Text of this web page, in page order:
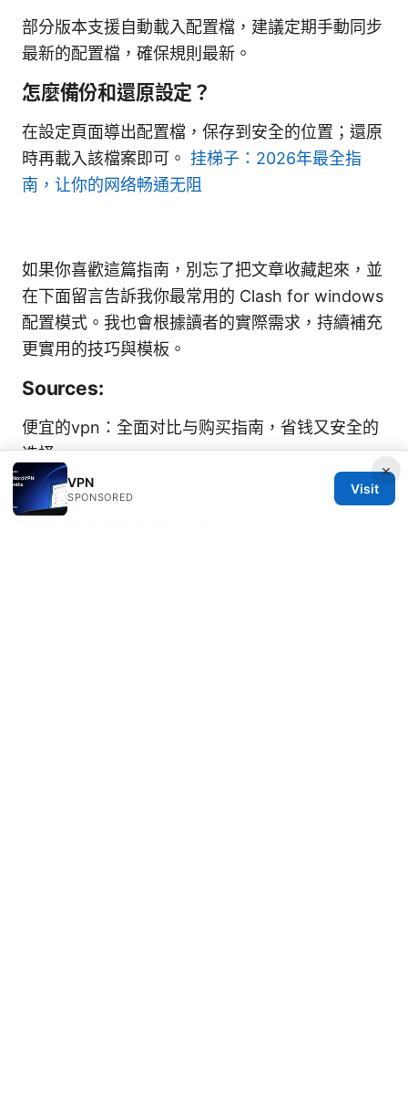
部分版本支援自動載入配置檔，建議定期手動同步
最新的配置檔，確保規則最新。
怎麼備份和還原設定？
在設定頁面導出配置檔，保存到安全的位置；還原
時再載入該檔案即可。 挂梯子：2026年最全指
南，让你的网络畅通无阻
如果你喜歡這篇指南，別忘了把文章收藏起來，並
在下面留言告訴我你最常用的 Clash for windows
配置模式。我也會根據讀者的實際需求，持續補充
更實用的技巧與模板。
Sources:
便宜的vpn：全面对比与购买指南，省钱又安全的
选择
Cisco anyconnect vpn cant access the
internet heres how to fix it
×
VPN
SPONSORED
Visit